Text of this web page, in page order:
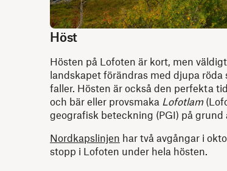
Höst
Hösten på Lofoten är kort, men
landskapet förändras med djupa
faller. Hösten är också den perfekta
och bär eller provsmaka Lofotlam
geografisk beteckning (PGI) på
Nordkapslinjen har två avgångar i
stopp i Lofoten under hela hösten.